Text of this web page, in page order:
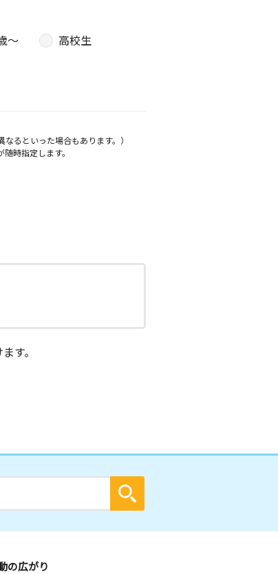
〜
高校生
るといった場合もあります。）
時指定します。
す。
の広がり